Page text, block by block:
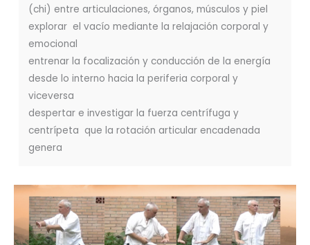
(chi) entre articulaciones, órganos, músculos y piel
explorar el vacío mediante la relajación corporal y
emocional
entrenar la focalización y conducción de la energía
desde lo interno hacia la periferia corporal y
viceversa
despertar e investigar la fuerza centrífuga y
centrípeta que la rotación articular encadenada
genera